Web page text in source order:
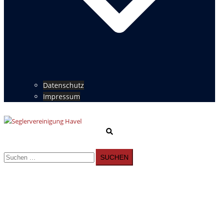
Datenschutz
Impressum
umschalten
Suchen
nach: